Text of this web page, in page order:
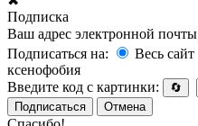
Подписка
Ваш адрес электронной почты
Подписаться на:
Весь сайт
ксенофобия
Введите код с картинки:
🔄
Подписаться
Отмена